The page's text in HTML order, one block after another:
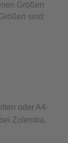
Größen
sind:
oder A4-
Zolemba.